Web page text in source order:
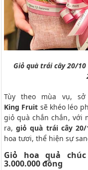
Giỏ quà trái cây 20/
Tùy theo mùa vụ,
King Fruit sẽ khéo léo
giỏ quà chắn chắn, với
ra,giỏ quà trái cây 20/
hoa tươi, thể hiện sự
Giỏ hoa quả
3.000.000 đồng